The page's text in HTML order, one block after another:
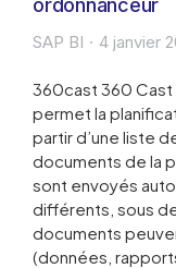
ordonnanceur
SAP BI 4 janvier
360cast 360 Cast
permet la
partir d’une liste
documents de la
sont envoyés
différents, sous
documents
(données,